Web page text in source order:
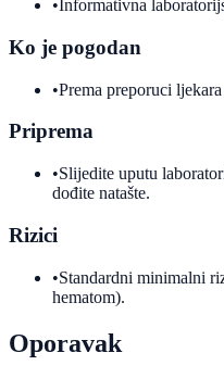
•Informativna
Ko je pogodan
•Prema preporuci
Priprema
•Slijedite uputu
dođite natašte.
Rizici
•Standardni minimalni
hematom).
Oporavak